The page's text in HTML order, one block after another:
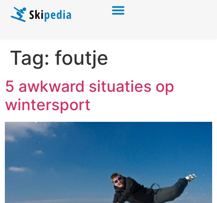
Tag: foutje
5 awkward situaties op
wintersport